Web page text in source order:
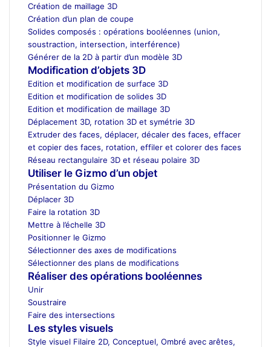
Création de maillage 3D
Création d’un plan de coupe
Solides composés : opérations booléennes (union,
soustraction, intersection, interférence)
Générer de la 2D à partir d’un modèle 3D
Modification d’objets 3D
Edition et modification de surface 3D
Edition et modification de solides 3D
Edition et modification de maillage 3D
Déplacement 3D, rotation 3D et symétrie 3D
Extruder des faces, déplacer, décaler des faces, effacer
et copier des faces, rotation, effiler et colorer des faces
Réseau rectangulaire 3D et réseau polaire 3D
Utiliser le Gizmo d’un objet
Présentation du Gizmo
Déplacer 3D
Faire la rotation 3D
Mettre à l’échelle 3D
Positionner le Gizmo
Sélectionner des axes de modifications
Sélectionner des plans de modifications
Réaliser des opérations booléennes
Unir
Soustraire
Faire des intersections
Les styles visuels
Style visuel Filaire 2D, Conceptuel, Ombré avec arêtes,